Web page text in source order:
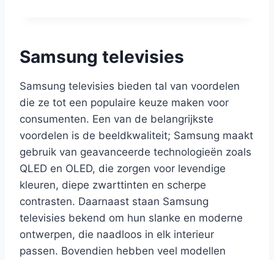
Samsung televisies
Samsung televisies bieden tal van voordelen
die ze tot een populaire keuze maken voor
consumenten. Een van de belangrijkste
voordelen is de beeldkwaliteit; Samsung maakt
gebruik van geavanceerde technologieën zoals
QLED en OLED, die zorgen voor levendige
kleuren, diepe zwarttinten en scherpe
contrasten. Daarnaast staan Samsung
televisies bekend om hun slanke en moderne
ontwerpen, die naadloos in elk interieur
passen. Bovendien hebben veel modellen